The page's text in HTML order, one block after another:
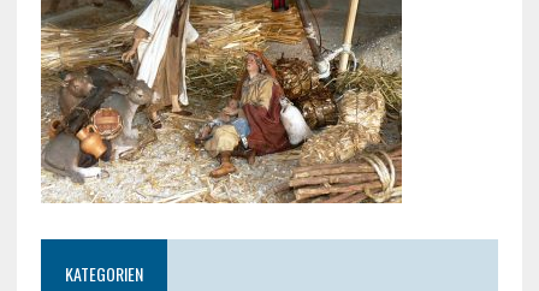
KATEGORIEN